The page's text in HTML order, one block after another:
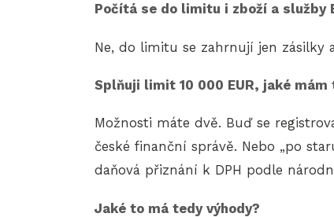
Počítá se do limitu i zboží a služby
Ne, do limitu se zahrnují jen
Splňuji limit 10 000 EUR, jaké
Možnosti máte dvě. Buď se
české finanční správě. Nebo „po
daňová přiznání k DPH podle
Jaké to má tedy výhody?